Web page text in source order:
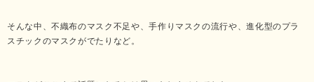
そんな中、不織布のマスク不足や、手作りマスクの流行や、進化型のプラ
スチックのマスクがでたりなど。